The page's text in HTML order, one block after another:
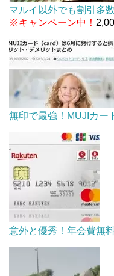
マルイ以外でも割引多
※キャンペーン中！
無印で最強！MUJIカー
意外と優秀！年会費無